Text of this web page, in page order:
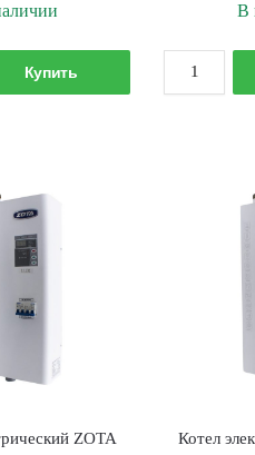
Количество
товара
Lux-
15кВт
Купить
В
ZOTA
Котел